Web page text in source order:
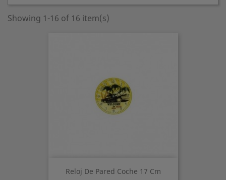
Showing 1-16 of 16 item(s)
Reloj De Pared Coche 17 Cm